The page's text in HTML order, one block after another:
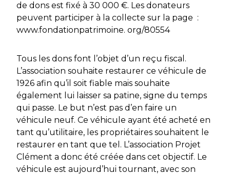
de dons est fixé à 30 000 €. Les donateurs
peuvent participer à la collecte sur la page :
www.fondationpatrimoine. org/80554
Tous les dons font l’objet d’un reçu fiscal.
L’association souhaite restaurer ce véhicule de
1926 afin qu’il soit fiable mais souhaite
également lui laisser sa patine, signe du temps
qui passe. Le but n’est pas d’en faire un
véhicule neuf. Ce véhicule ayant été acheté en
tant qu’utilitaire, les propriétaires souhaitent le
restaurer en tant que tel. L’association Projet
Clément a donc été créée dans cet objectif. Le
véhicule est aujourd’hui tournant, avec son